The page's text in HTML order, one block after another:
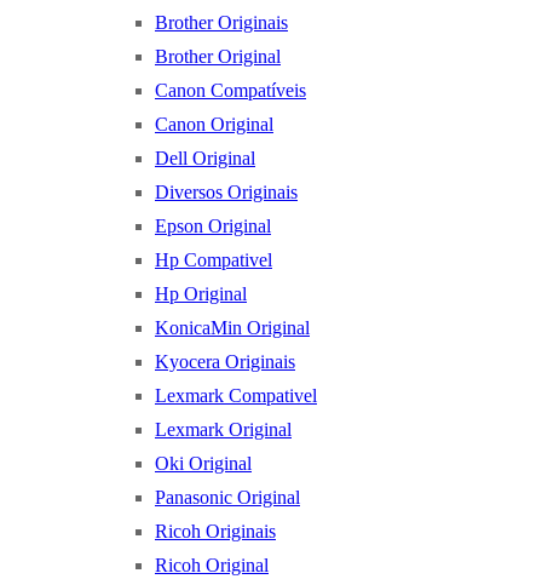
Brother Originais
Brother Original
Canon Compatíveis
Canon Original
Dell Original
Diversos Originais
Epson Original
Hp Compativel
Hp Original
KonicaMin Original
Kyocera Originais
Lexmark Compativel
Lexmark Original
Oki Original
Panasonic Original
Ricoh Originais
Ricoh Original